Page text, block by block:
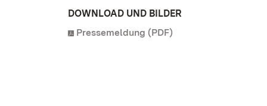
DOWNLOAD UND BILDER
Pressemeldung (PDF)